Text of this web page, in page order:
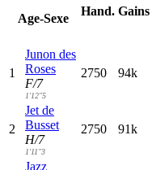
Age-Sexe
Hand. Gains
1
Junon des
Roses
F/7
1'12"5
2750 94k
2
Jet de
Busset
H/7
1'11"3
2750 91k
Jazz